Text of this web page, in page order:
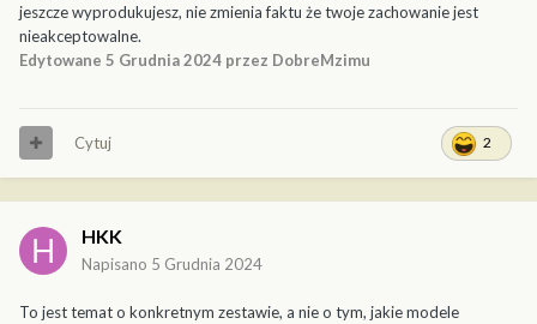
jeszcze wyprodukujesz, nie zmienia faktu że twoje zachowanie jest
nieakceptowalne.
Edytowane 5 Grudnia 2024 przez DobreMzimu
2
Cytuj
HKK
Napisano 5 Grudnia 2024
To jest temat o konkretnym zestawie, a nie o tym, jakie modele